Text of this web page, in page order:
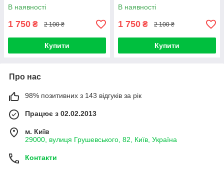
В наявності
1 750 ₴ 2 100 ₴
Купити
В наявності
1 750 ₴ 2 100 ₴
Купити
Про нас
98% позитивних з 143 відгуків за рік
Працює з 02.02.2013
м. Київ
29000, вулиця Грушевського, 82, Київ, Україна
Контакти